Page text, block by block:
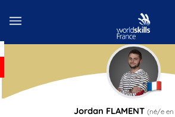
Jordan FLAMENT (né/e en